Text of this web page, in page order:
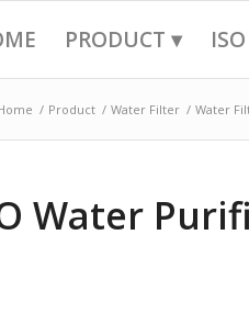
PRODUCT ▾
/ Product / Water Filter / Water
Water